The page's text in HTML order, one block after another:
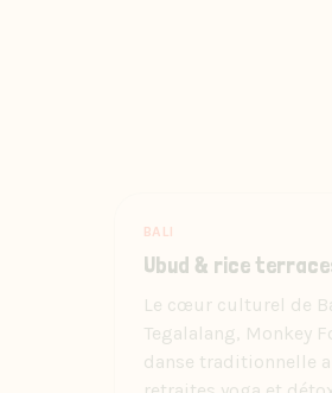
BALI
Ubud & rice
Le cœur culturel de
Tegalalang, Monkey
danse traditionnelle